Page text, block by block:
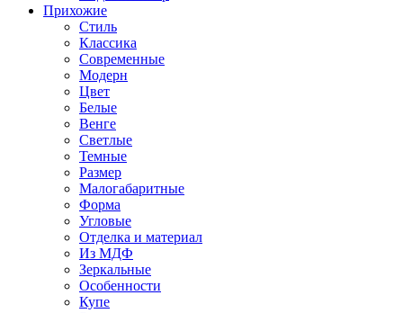
Прихожие
Стиль
Классика
Современные
Модерн
Цвет
Белые
Венге
Светлые
Темные
Размер
Малогабаритные
Форма
Угловые
Отделка и материал
Из МДФ
Зеркальные
Особенности
Купе